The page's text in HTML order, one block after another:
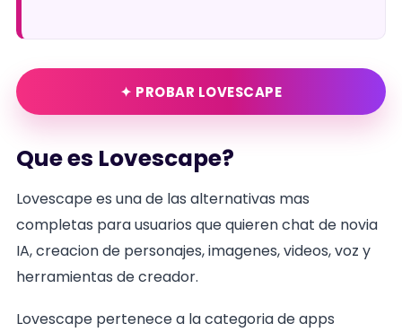
✦ PROBAR LOVESCAPE
Que es Lovescape?
Lovescape es una de las alternativas mas
completas para usuarios que quieren chat de novia
IA, creacion de personajes, imagenes, videos, voz y
herramientas de creador.
Lovescape pertenece a la categoria de apps